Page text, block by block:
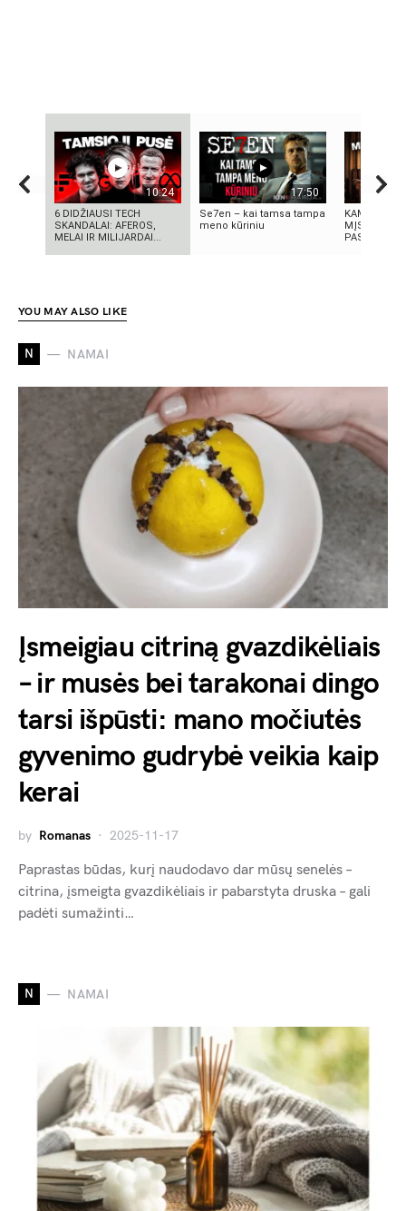
10:24
6 DIDŽIAUSI TECH
SKANDALAI: AFEROS,
MELAI IR MILIJARDAI...
17:50
Se7en – kai tamsa tampa
meno kūriniu
MĮSLINGA
PASLAPTIS
YOU MAY ALSO LIKE
N NAMAI
Įsmeigiau citriną gvazdikėliais
– ir musės bei tarakonai dingo
tarsi išpūsti: mano močiutės
gyvenimo gudrybė veikia kaip
kerai
by Romanas 2025-11-17
Paprastas būdas, kurį naudodavo dar mūsų senelės –
citrina, įsmeigta gvazdikėliais ir pabarstyta druska – gali
padėti sumažinti…
N NAMAI